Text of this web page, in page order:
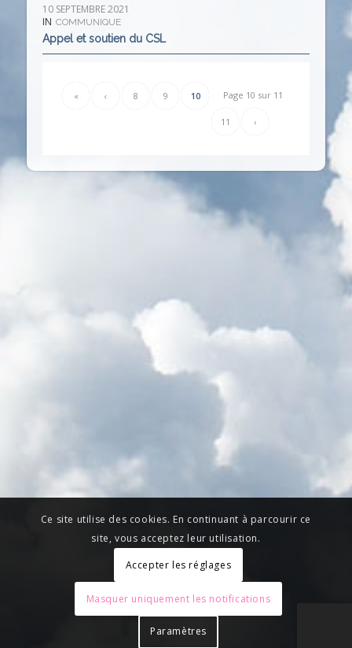
10 SEPTEMBRE 2021
IN COMMUNIQUE
Appel et soutien du CSL
Page 10 sur 11
« ‹ 8 9 10
11 ›
Ce site utilise des cookies. En continuant à parcourir ce
site, vous acceptez leur utilisation.
Accepter les réglages
Masquer uniquement les notifications
Paramètres